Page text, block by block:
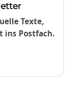
Texte,
ins Postfach.